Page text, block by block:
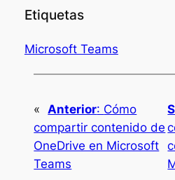
Etiquetas
Microsoft Teams
« Anterior: Cómo
compartir contenido de
OneDrive en Microsoft
Teams